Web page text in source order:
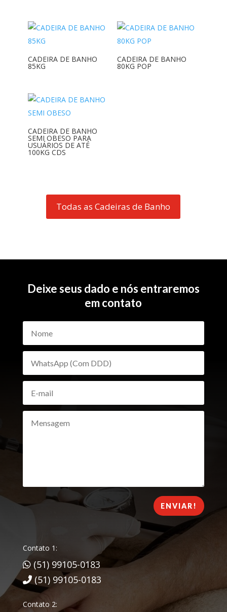
CADEIRA DE BANHO
85KG
CADEIRA DE BANHO
80KG POP
CADEIRA DE BANHO
SEMI OBESO PARA
USUÁRIOS DE ATÉ
100KG CDS
Todas as Cadeiras de Banho
Deixe seus dado e nós entraremos
em contato
ENVIAR!
Contato 1:
(51) 99105-0183
(51) 99105-0183
Contato 2: